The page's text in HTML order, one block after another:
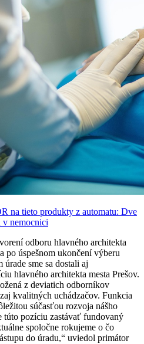
na tieto produkty z automatu: Dve
v nemocnici
odboru hlavného architekta
po úspešnom ukončení výberu
sme sa dostali aj
hlavného architekta mesta Prešov.
z deviatich odborníkov
kvalitných uchádzačov. Funkcia
súčasťou rozvoja nášho
túto pozíciu zastávať fundovaný
spoločne rokujeme o čo
do úradu,“ uviedol primátor